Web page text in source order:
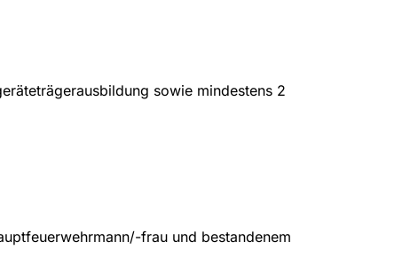
sowie mindestens 2
frau und bestandenem